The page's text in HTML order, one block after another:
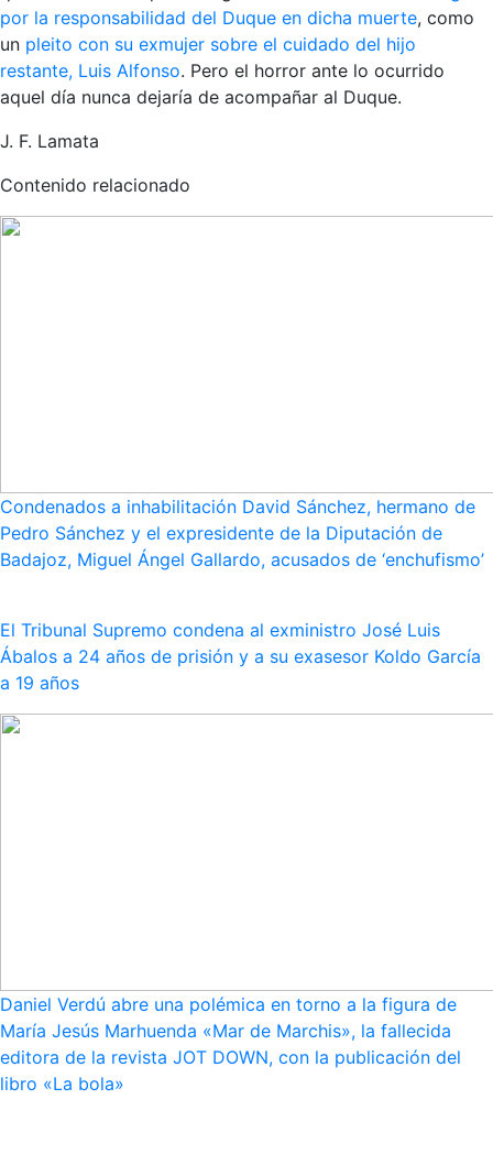
por la responsabilidad del Duque en dicha muerte, como
un pleito con su exmujer sobre el cuidado del hijo
restante, Luis Alfonso. Pero el horror ante lo ocurrido
aquel día nunca dejaría de acompañar al Duque.
J. F. Lamata
Contenido relacionado
Condenados a inhabilitación David Sánchez, hermano de
Pedro Sánchez y el expresidente de la Diputación de
Badajoz, Miguel Ángel Gallardo, acusados de ‘enchufismo’
El Tribunal Supremo condena al exministro José Luis
Ábalos a 24 años de prisión y a su exasesor Koldo García
a 19 años
Daniel Verdú abre una polémica en torno a la figura de
María Jesús Marhuenda «Mar de Marchis», la fallecida
editora de la revista JOT DOWN, con la publicación del
libro «La bola»